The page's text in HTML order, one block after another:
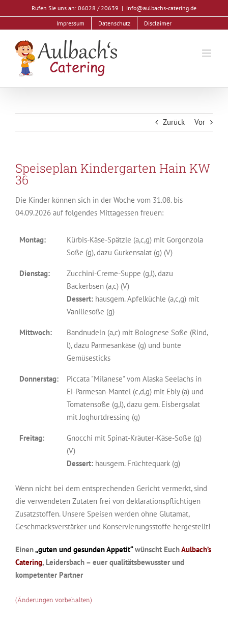
Inhalt
springen
Rufen Sie uns an: 06028 / 20639 | info@aulbachs-catering.de
Impressum
Datenschutz Disclaimer
Zurück Vor
Speiseplan Kindergarten Hain KW
36
Die Kinder können sich in der Woche vom 31.08. bis
04.09.2026 auf folgendes Mittagessen freuen:
Montag:
Kürbis-Käse-Spätzle (a,c,g) mit Gorgonzola
Soße (g), dazu Gurkensalat (g) (V)
Dienstag:
Zucchini-Creme-Suppe (g,l), dazu
Backerbsen (a,c) (V)
Dessert: hausgem. Apfelküchle (a,c,g) mit
Vanillesoße (g)
Mittwoch:
Bandnudeln (a,c) mit Bolognese Soße (Rind,
l), dazu Parmesankäse (g) und bunte
Gemüsesticks
Donnerstag:
Piccata "Milanese" vom Alaska Seelachs in
Ei-Parmesan-Mantel (c,d,g) mit Ebly (a) und
Tomatensoße (g,l), dazu gem. Eisbergsalat
mit Joghurtdressing (g)
Freitag:
Gnocchi mit Spinat-Kräuter-Käse-Soße (g)
(V)
Dessert: hausgem. Früchtequark (g)
Wenn nicht bei dem entsprechenden Gericht vermerkt, sind
die verwendeten Zutaten frei von deklarationspflichtigen
Zusatzstoffen. Unsere Speisen werden ohne Glutamat,
Geschmacksverstärker und Konservierungsstoffe hergestellt!
Einen„guten und gesunden Appetit“wünscht EuchAulbach’s
Catering, Leidersbach – euer qualitätsbewusster und
kompetenter Partner
(Änderungen vorbehalten)